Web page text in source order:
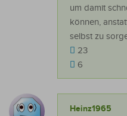
um damit
können,
selbst zu
23
6
Heinz1965